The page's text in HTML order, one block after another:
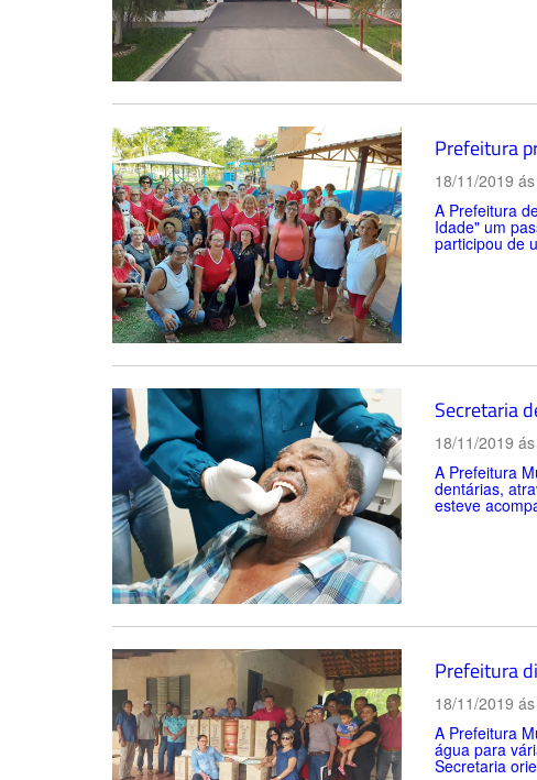
Prefeitura
18/11/2019
A Prefeitura
Idade" um
participou de
Secretaria
18/11/2019
A Prefeitura
dentárias,
esteve
Prefeitura
18/11/2019
A Prefeitura
água para
Secretaria